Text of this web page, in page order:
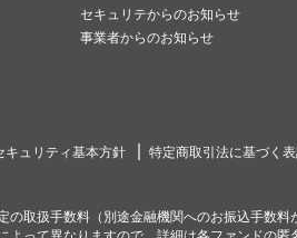
セキュリテからのお知らせ
事業者からのお知らせ
キュリティ基本方針 特定商取引法に基づく
の取扱手数料（別途金融機関へのお振込手数